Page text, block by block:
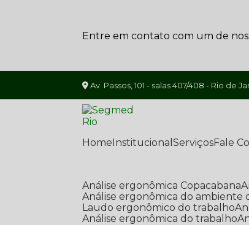
Entre em contato com um de
Av. Passos, 101 - salas 407/408 - Rio de
Home Institucional Serviços Fale
Análise ergonômica Copacabana
Análise ergonômica do ambiente
Laudo ergonômico do trabalho
Análise ergonômica do trabalho